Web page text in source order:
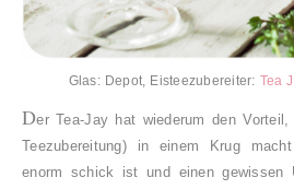
Glas: Depot, Eisteezubereiter: Tea
Der Tea-Jay hat wiederum den
Teezubereitung) in einem Krug
enorm schick ist und einen gewissen